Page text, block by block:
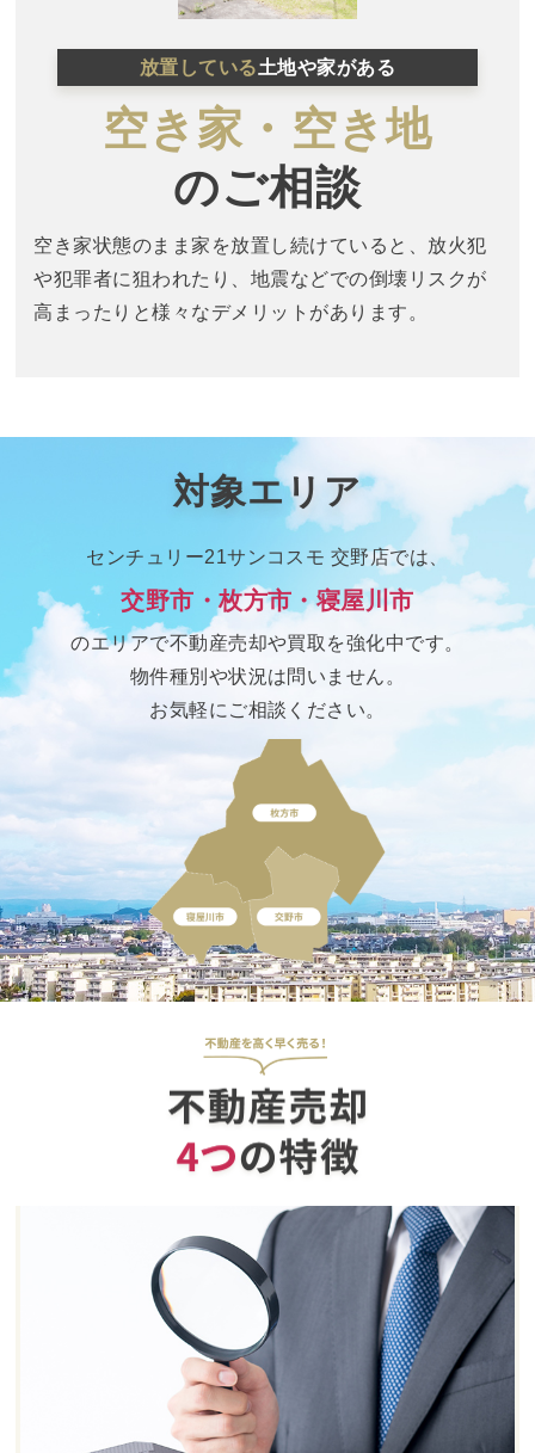
放置している土地や家がある
空き家・空き地
のご相談
空き家状態のまま家を放置し続けていると、放火犯
や犯罪者に狙われたり、地震などでの倒壊リスクが
高まったりと様々なデメリットがあります。
対象エリア
センチュリー21サンコスモ 交野店では、
交野市・枚方市・寝屋川市
のエリアで不動産売却や買取を強化中です。
物件種別や状況は問いません。
お気軽にご相談ください。